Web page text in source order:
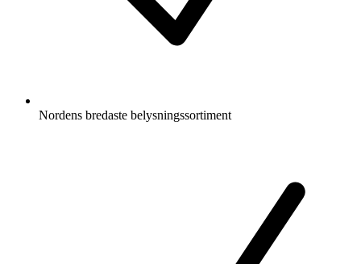
Nordens bredaste belysningssortiment